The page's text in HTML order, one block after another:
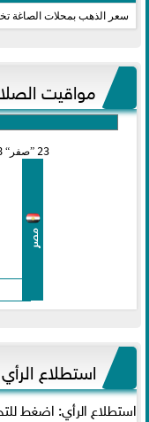
سعر الذهب بمحلات الصاغة
مواقيت
23 صفر
مصر
استطلاع الرأي
استطلاع الرأي: اضغط